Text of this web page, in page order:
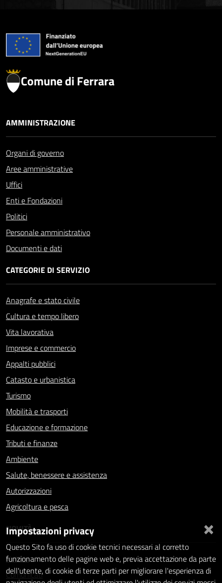
Comune di Ferrara
AMMINISTRAZIONE
Organi di governo
Aree amministrative
Uffici
Enti e Fondazioni
Politici
Personale amministrativo
Documenti e dati
CATEGORIE DI SERVIZIO
Anagrafe e stato civile
Cultura e tempo libero
Vita lavorativa
Imprese e commercio
Appalti pubblici
Catasto e urbanistica
Turismo
Mobilità e trasporti
Educazione e formazione
Tributi e finanze
Ambiente
Salute, benessere e assistenza
Autorizzazioni
Agricoltura e pesca
NOVITÀ
Notizie
Comunicati
×
Impostazioni privacy
Questo Sito fa uso di cookie tecnici necessari al corretto
funzionamento delle pagine web e, previa accettazione da parte
dell'utente, di cookie di terze parti per migliorare l'esperienza di